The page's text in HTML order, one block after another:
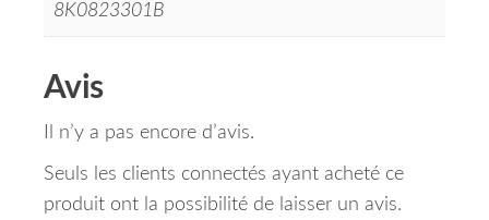
8K0823301B
Avis
Il n’y a pas encore d’avis.
Seuls les clients connectés ayant acheté ce
produit ont la possibilité de laisser un avis.